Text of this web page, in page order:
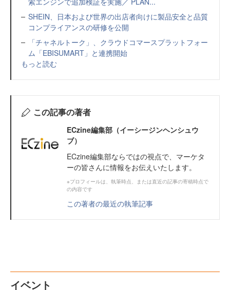
SHEIN、日本および世界の出店者向けに製品安全と品質
コンプライアンスの研修を公開
「チャネルトーク」、クラウドコマースプラットフォー
ム「EBISUMART」と連携開始
もっと読む
この記事の著者
ECzine編集部（イーシージンヘンシュウ
ブ）
ECzine編集部ならではの視点で、マーケタ
ーの皆さんに情報をお伝えいたします。
※プロフィールは、執筆時点、または直近の記事の寄稿時点で
の内容です
この著者の最近の執筆記事
イベント